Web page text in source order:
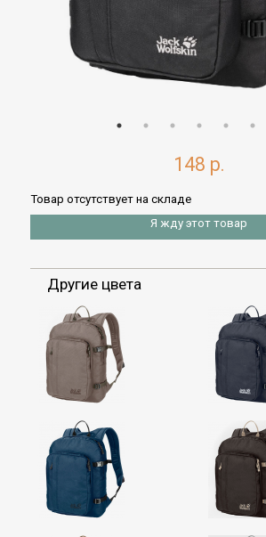
148 р.
Товар отсутствует на складе
Я жду этот товар
Другие цвета